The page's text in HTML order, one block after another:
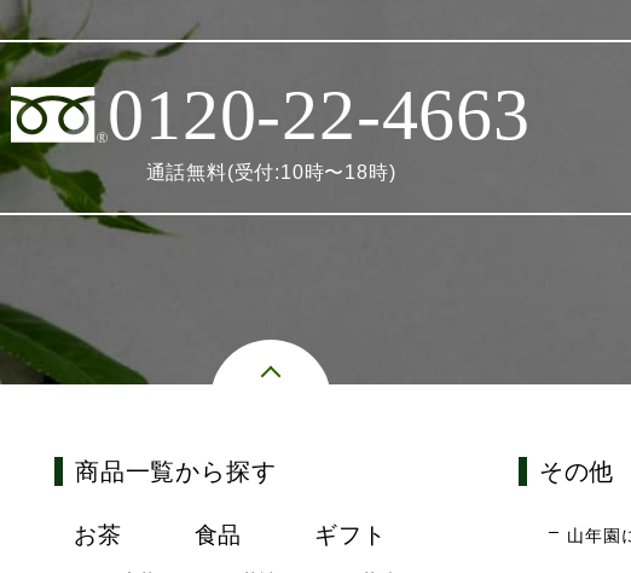
0120-22-4663
通話無料(受付:10時〜18時)
商品一覧から探す
お茶 食品 ギフト
その他
山年園